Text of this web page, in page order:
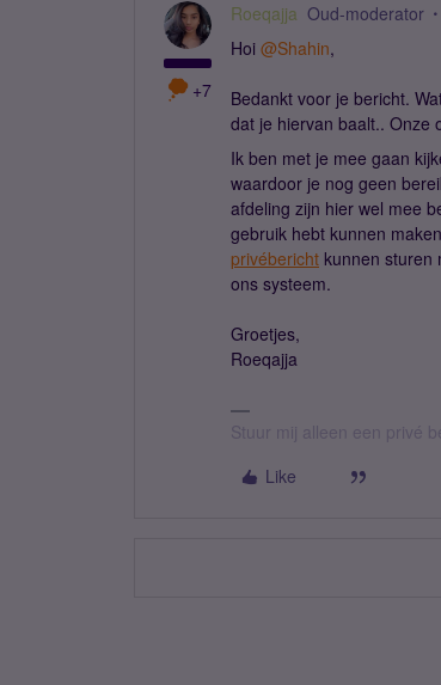
+7
Roeqajja Oud-moderator
Hoi @Shahin,
Bedankt voor je bericht.
dat je hiervan baalt.. Onze
Ik ben met je mee gaan
waardoor je nog geen
afdeling zijn hier wel mee
gebruik hebt kunnen
privébericht kunnen sturen
ons systeem.
Groetjes,
Roeqajja
Stuur mij alleen een privé
Like